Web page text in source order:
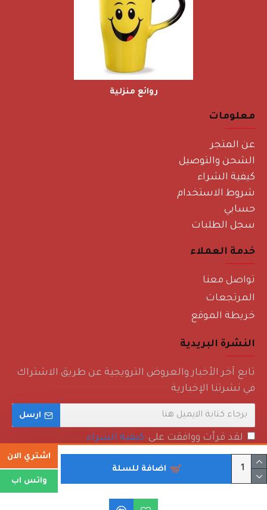
اضافة للسلة
اشتري الان
واتس اب
روائع منزلية
معلومات
عن المتجر
الشحن والتوصيل
كيفية الشراء
شروط الاستخدام
حسابي
سجل الطلبات
خدمة العملاء
تواصل معنا
المرتجعات
خريطة الموقع
النشرة البريدية
تابع آخر الأخبار والعروض الترويجية عن طريق الاشتراك
في نشرتنا الإخبارية
ارسل
لقد قرأت ووافقت على كيفية الشراء